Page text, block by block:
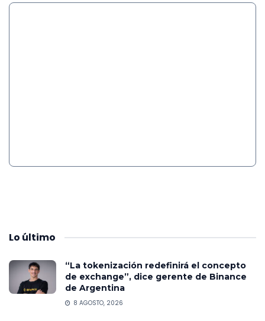
Lo último
“La tokenización redefinirá el concepto
de exchange”, dice gerente de Binance
de Argentina
8 AGOSTO, 2026